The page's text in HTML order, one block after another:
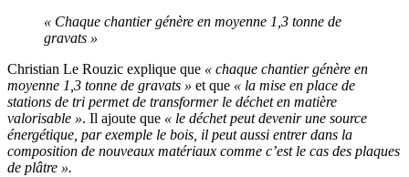
« Chaque chantier génère en moyenne 1,3 tonne de
gravats »
Christian Le Rouzic explique que « chaque chantier génère en
moyenne 1,3 tonne de gravats » et que « la mise en place de
stations de tri permet de transformer le déchet en matière
valorisable ». Il ajoute que « le déchet peut devenir une source
énergétique, par exemple le bois, il peut aussi entrer dans la
composition de nouveaux matériaux comme c’est le cas des plaques
de plâtre ».